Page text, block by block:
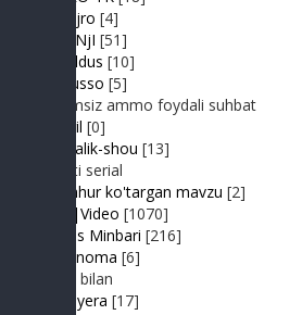
Jonli ijro [4]
JuMaNjI [51]
JurYuldus [10]
Kaktusso [5]
Yoqimsiz ammo foydali suhbat
Kongil [0]
Kundalik-shou [13]
Realiti serial
Mashhur ko'targan mavzu [2]
MP3|Video [1070]
Muhlis Minbari [216]
Ovoznoma [6]
Luiza bilan
Premyera [17]